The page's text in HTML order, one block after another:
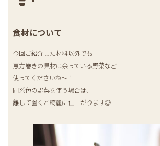
食材について
今回ご紹介した材料以外でも
恵方巻きの具材は余っている野菜など
使ってくださいね〜！
同系色の野菜を使う場合は、
離して置くと綺麗に仕上がります◎